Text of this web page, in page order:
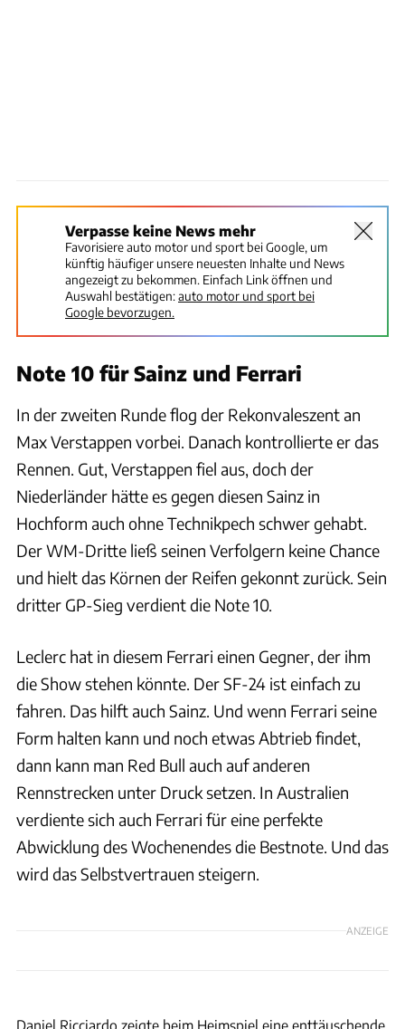
Verpasse keine News mehr
Favorisiere auto motor und sport bei Google, um
künftig häufiger unsere neuesten Inhalte und News
angezeigt zu bekommen. Einfach Link öffnen und
Auswahl bestätigen:auto motor und sport bei
Google bevorzugen.
Note 10 für Sainz und Ferrari
In der zweiten Runde flog der Rekonvaleszent an
Max Verstappen vorbei. Danach kontrollierte er das
Rennen. Gut, Verstappen fiel aus, doch der
Niederländer hätte es gegen diesen Sainz in
Hochform auch ohne Technikpech schwer gehabt.
Der WM-Dritte ließ seinen Verfolgern keine Chance
und hielt das Körnen der Reifen gekonnt zurück. Sein
dritter GP-Sieg verdient die Note 10.
Leclerc hat in diesem Ferrari einen Gegner, der ihm
die Show stehen könnte. Der SF-24 ist einfach zu
fahren. Das hilft auch Sainz. Und wenn Ferrari seine
Form halten kann und noch etwas Abtrieb findet,
dann kann man Red Bull auch auf anderen
Rennstrecken unter Druck setzen. In Australien
verdiente sich auch Ferrari für eine perfekte
Abwicklung des Wochenendes die Bestnote. Und das
wird das Selbstvertrauen steigern.
ANZEIGE
Daniel Ricciardo zeigte beim Heimspiel eine enttäuschende